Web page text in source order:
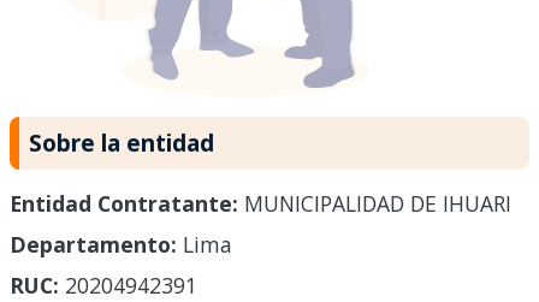
Sobre la entidad
Entidad Contratante: MUNICIPALIDAD DE IHUARI
Departamento: Lima
RUC: 20204942391